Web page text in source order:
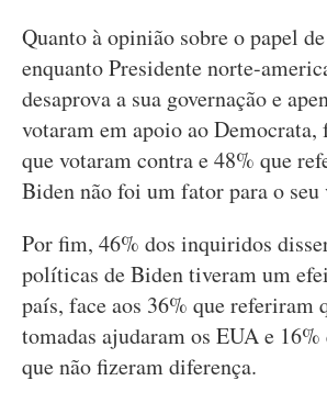
Quanto à opinião sobre o papel
enquanto Presidente norte-
desaprova a sua governação e
votaram em apoio ao Democrata,
que votaram contra e 48% que
Biden não foi um fator para o seu
Por fim, 46% dos inquiridos
políticas de Biden tiveram um
país, face aos 36% que referiram
tomadas ajudaram os EUA e
que não fizeram diferença.